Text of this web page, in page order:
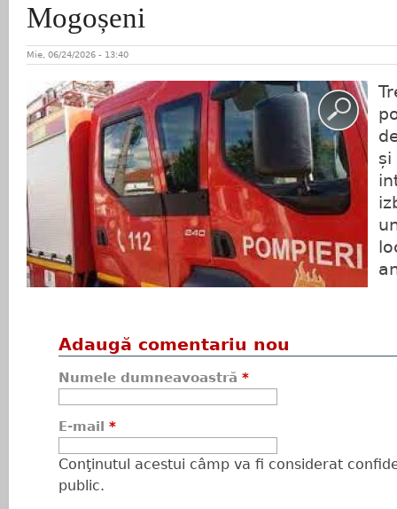
Mogoșeni
Mie, 06/24/2026 - 13:40
și
Adaugă comentariu nou
Numele dumneavoastră *
E-mail *
Conţinutul acestui câmp va fi considerat
public.